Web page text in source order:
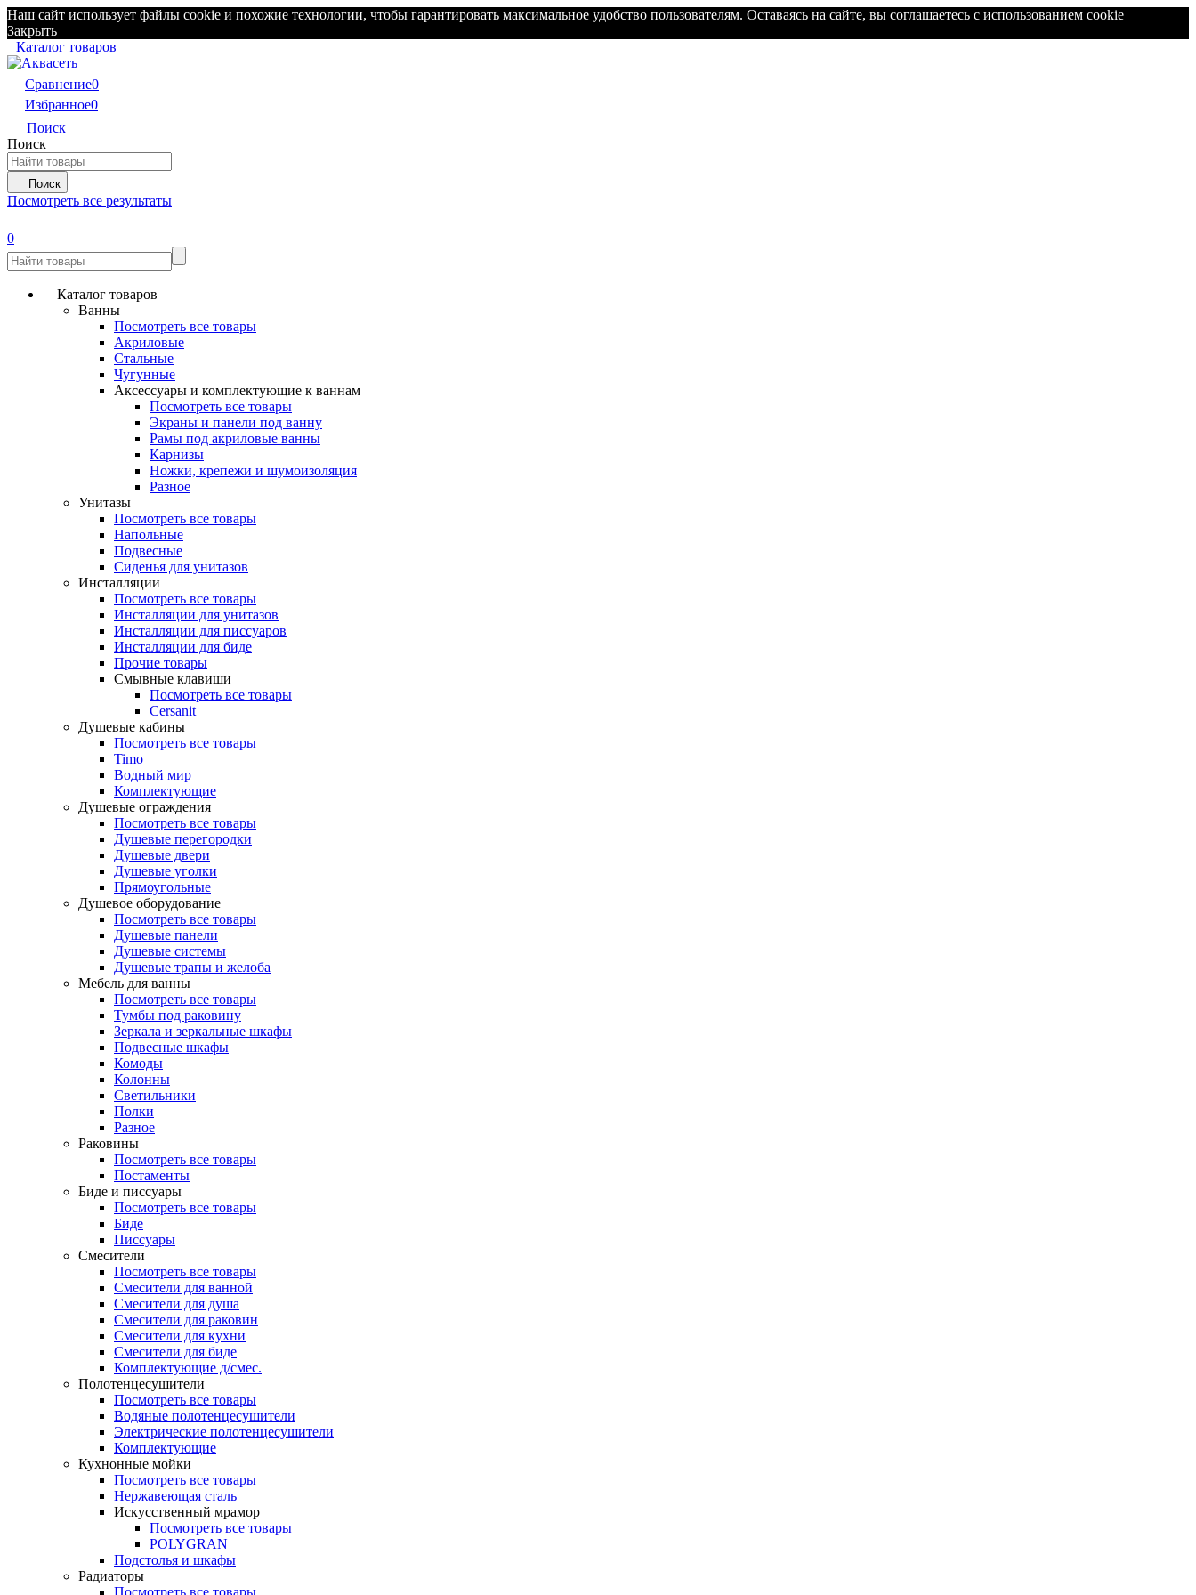
Наш сайт использует файлы cookie и похожие технологии, чтобы гарантировать максимальное удобство пользователям. Оставаясь на сайте, вы соглашаетесь с использованием cookie
Закрыть
Каталог товаров
Сравнение0
Избранное0
Поиск
Поиск
Поиск
Посмотреть все результаты
0
Каталог товаров
Ванны
Посмотреть все товары
Акриловые
Стальные
Чугунные
Аксессуары и комплектующие к ваннам
Посмотреть все товары
Экраны и панели под ванну
Рамы под акриловые ванны
Карнизы
Ножки, крепежи и шумоизоляция
Разное
Унитазы
Посмотреть все товары
Напольные
Подвесные
Сиденья для унитазов
Инсталляции
Посмотреть все товары
Инсталляции для унитазов
Инсталляции для писсуаров
Инсталляции для биде
Прочие товары
Смывные клавиши
Посмотреть все товары
Cersanit
Душевые кабины
Посмотреть все товары
Timo
Водный мир
Комплектующие
Душевые ограждения
Посмотреть все товары
Душевые перегородки
Душевые двери
Душевые уголки
Прямоугольные
Душевое оборудование
Посмотреть все товары
Душевые панели
Душевые системы
Душевые трапы и желоба
Мебель для ванны
Посмотреть все товары
Тумбы под раковину
Зеркала и зеркальные шкафы
Подвесные шкафы
Комоды
Колонны
Светильники
Полки
Разное
Раковины
Посмотреть все товары
Постаменты
Биде и писсуары
Посмотреть все товары
Биде
Писсуары
Смесители
Посмотреть все товары
Смесители для ванной
Смесители для душа
Смесители для раковин
Смесители для кухни
Смесители для биде
Комплектующие д/смес.
Полотенцесушители
Посмотреть все товары
Водяные полотенцесушители
Электрические полотенцесушители
Комплектующие
Кухнонные мойки
Посмотреть все товары
Нержавеющая сталь
Искусственный мрамор
Посмотреть все товары
POLYGRAN
Подстолья и шкафы
Радиаторы
Посмотреть все товары